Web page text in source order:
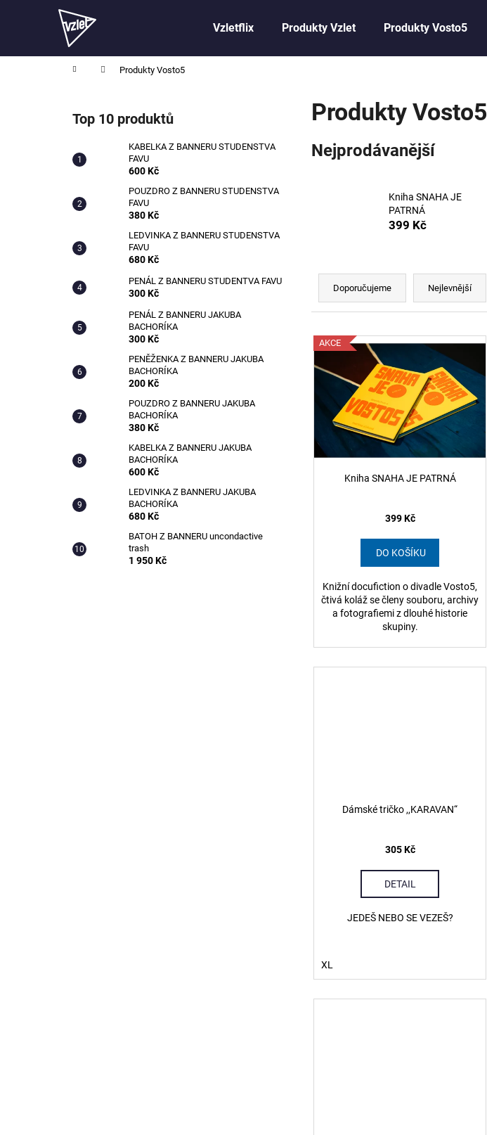
Vzletflix Produkty Vzlet Produkty Vosto5
Domů Produkty Vosto5
Top 10 produktů
KABELKA Z BANNERU STUDENSTVA
FAVU
600 Kč
POUZDRO Z BANNERU STUDENSTVA
FAVU
380 Kč
LEDVINKA Z BANNERU STUDENSTVA
FAVU
680 Kč
PENÁL Z BANNERU STUDENTVA FAVU
300 Kč
PENÁL Z BANNERU JAKUBA
BACHORÍKA
300 Kč
PENĚŽENKA Z BANNERU JAKUBA
BACHORÍKA
200 Kč
POUZDRO Z BANNERU JAKUBA
BACHORÍKA
380 Kč
KABELKA Z BANNERU JAKUBA
BACHORÍKA
600 Kč
LEDVINKA Z BANNERU JAKUBA
BACHORÍKA
680 Kč
BATOH Z BANNERU uncondactive
trash
1 950 Kč
Produkty Vosto5
Nejprodávanější
Kniha SNAHA JE
PATRNÁ
399 Kč
Ř
z
n
í
d
u
Doporučujeme Nejlevnější
V
ý
p
r
o
AKCE
Kniha SNAHA JE PATRNÁ
399 Kč
DO KOŠÍKU
Knižní docufiction o divadle Vosto5,
čtivá koláž se členy souboru, archivy
a fotografiemi z dlouhé historie
skupiny.
Dámské tričko ,,KARAVAN“
305 Kč
DETAIL
JEDEŠ NEBO SE VEZEŠ?
XL
Zpět
do
Zpět
do
Doporučujeme
KABELKA Z BANNERU STUDENSTVA
FAVU
380 Kč